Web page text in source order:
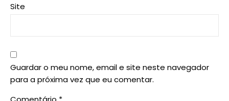
Site
Guardar o meu nome, email e site neste navegador
para a próxima vez que eu comentar.